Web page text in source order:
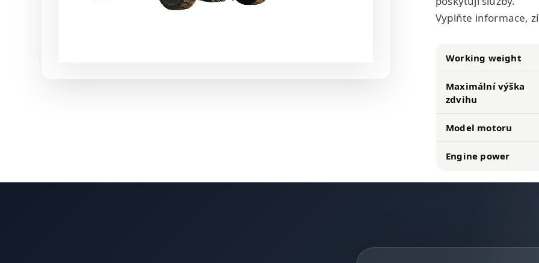
Vyplňte informace,
Working weight
Maximální výška
zdvihu
Model motoru
Engine power